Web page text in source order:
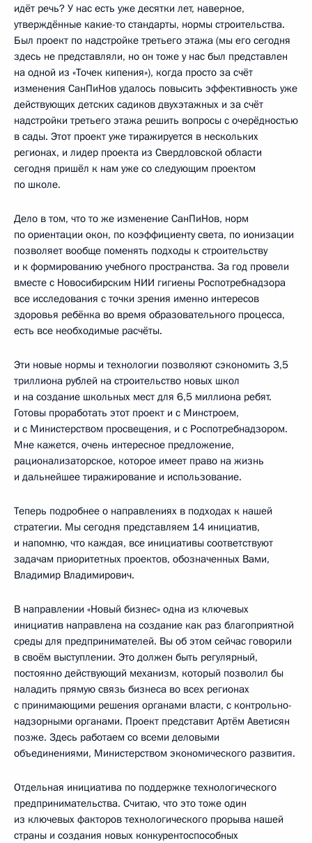
идёт речь? У нас есть уже десятки лет, наверное,
утверждённые какие-то стандарты, нормы строительства.
Был проект по надстройке третьего этажа (мы его сегодня
здесь не представляли, но он тоже у нас был представлен
на одной из «Точек кипения»), когда просто за счёт
изменения СанПиНов удалось повысить эффективность уже
действующих детских садиков двухэтажных и за счёт
надстройки третьего этажа решить вопросы с очерёдностью
в сады. Этот проект уже тиражируется в нескольких
регионах, и лидер проекта из Свердловской области
сегодня пришёл к нам уже со следующим проектом
по школе.
Дело в том, что то же изменение СанПиНов, норм
по ориентации окон, по коэффициенту света, по ионизации
позволяет вообще поменять подходы к строительству
и к формированию учебного пространства. За год провели
вместе с Новосибирским НИИ гигиены Роспотребнадзора
все исследования с точки зрения именно интересов
здоровья ребёнка во время образовательного процесса,
есть все необходимые расчёты.
Эти новые нормы и технологии позволяют сэкономить 3,5
триллиона рублей на строительство новых школ
и на создание школьных мест для 6,5 миллиона ребят.
Готовы проработать этот проект и с Минстроем,
и с Министерством просвещения, и с Роспотребнадзором.
Мне кажется, очень интересное предложение,
рационализаторское, которое имеет право на жизнь
и дальнейшее тиражирование и использование.
Теперь подробнее о направлениях в подходах к нашей
стратегии. Мы сегодня представляем 14 инициатив,
и напомню, что каждая, все инициативы соответствуют
задачам приоритетных проектов, обозначенных Вами,
Владимир Владимирович.
В направлении «Новый бизнес» одна из ключевых
инициатив направлена на создание как раз благоприятной
среды для предпринимателей. Вы об этом сейчас говорили
в своём выступлении. Это должен быть регулярный,
постоянно действующий механизм, который позволил бы
наладить прямую связь бизнеса во всех регионах
с принимающими решения органами власти, с контрольно-
надзорными органами. Проект представит Артём Аветисян
позже. Здесь работаем со всеми деловыми
объединениями, Министерством экономического развития.
Отдельная инициатива по поддержке технологического
предпринимательства. Считаю, что это тоже один
из ключевых факторов технологического прорыва нашей
страны и создания новых конкурентоспособных